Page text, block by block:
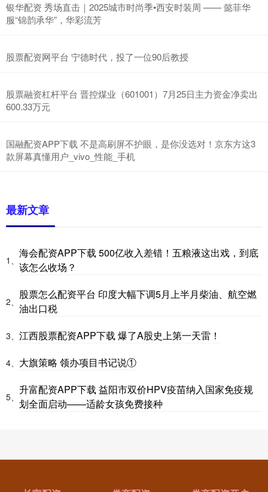
银华配资 秀场直击｜2025城市时尚季•西安时装周 —— 懿菲华
服“锦韵承华”，华彩流芳
股票配资网平台 宁德时代，投了一位90后教授
股票融资杠杆平台 晋控煤业（601001）7月25日主力资金净卖出
600.33万元
国融配资APP下载 不是高刷屏不护眼，是你没选对！京东方这3
款屏幕真懂用户_vivo_性能_手机
最新文章
1、
海会配资APP下载 500亿收入差错！五粮液这出戏，到底
该怎么收场？
2、
股票怎么配资平台 印度大幅下调5月上半月柴油、航空燃
油出口税
3、 江西股票配资APP下载 爆了A股史上第一天雷！
4、 大旗策略 领办项目书记说①
5、
升富配资APP下载 益阳市双价HPV疫苗纳入国家免疫规
划全面启动——适龄女孩免费接种